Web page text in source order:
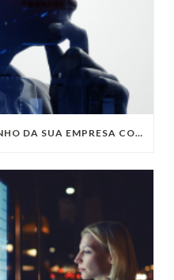
POTENCIALIZE O DESEMPENHO DA SUA EMPRESA COM OS SERVIÇOS DE TI DA VIVO VITA